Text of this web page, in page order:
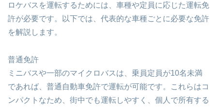
ロケバスを運転するためには、車種や定員に応じた運転免
許が必要です。以下では、代表的な車種ごとに必要な免許
を解説します。
普通免許
ミニバスや一部のマイクロバスは、乗員定員が10名未満
であれば、普通自動車免許で運転が可能です。これらはコ
ンパクトなため、街中でも運転しやすく、個人で所有する